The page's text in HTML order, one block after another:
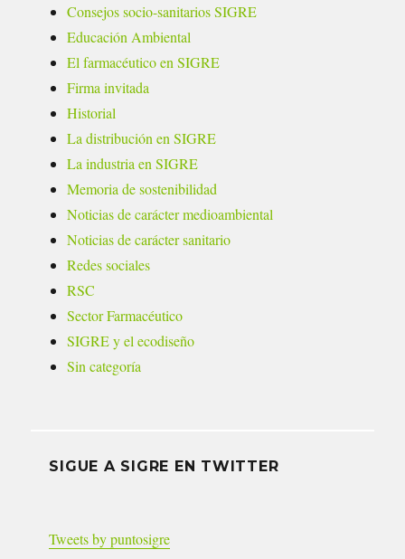
Consejos socio-sanitarios SIGRE
Educación Ambiental
El farmacéutico en SIGRE
Firma invitada
Historial
La distribución en SIGRE
La industria en SIGRE
Memoria de sostenibilidad
Noticias de carácter medioambiental
Noticias de carácter sanitario
Redes sociales
RSC
Sector Farmacéutico
SIGRE y el ecodiseño
Sin categoría
SIGUE A SIGRE EN TWITTER
Tweets by puntosigre